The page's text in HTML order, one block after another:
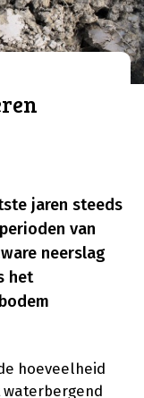
jaren steeds
van
neerslag
het
hoeveelheid